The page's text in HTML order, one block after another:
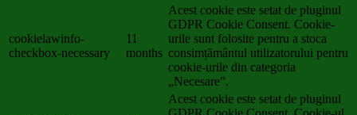
cookielawinfo-
checkbox-necessary
11
months
Acest cookie este setat de pluginul
GDPR Cookie Consent. Cookie-
urile sunt folosite pentru a stoca
consimțământul utilizatorului pentru
cookie-urile din categoria
„Necesare”.
Acest cookie este setat de pluginul